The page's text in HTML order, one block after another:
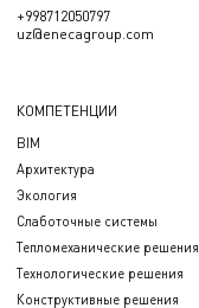
+998712050797
uz@enecagroup.com
КОМПЕТЕНЦИИ
BIM
Архитектура
Экология
Слаботочные системы
Тепломеханические решения
Технологические решения
Конструктивные решения